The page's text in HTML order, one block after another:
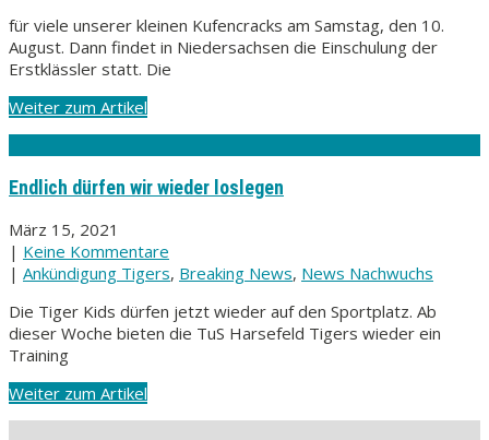
für viele unserer kleinen Kufencracks am Samstag, den 10.
August. Dann findet in Niedersachsen die Einschulung der
Erstklässler statt. Die
Weiter zum Artikel
Endlich dürfen wir wieder loslegen
März 15, 2021
| Keine Kommentare
| Ankündigung Tigers, Breaking News, News Nachwuchs
Die Tiger Kids dürfen jetzt wieder auf den Sportplatz. Ab
dieser Woche bieten die TuS Harsefeld Tigers wieder ein
Training
Weiter zum Artikel